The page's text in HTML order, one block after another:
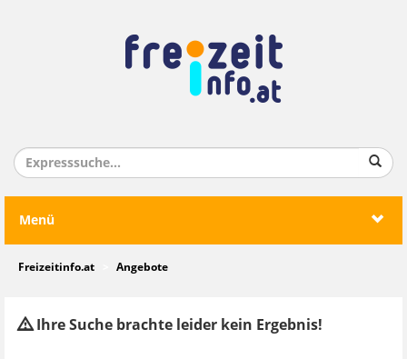
Menü
Freizeitinfo.at Angebote
Ihre Suche brachte leider kein Ergebnis!